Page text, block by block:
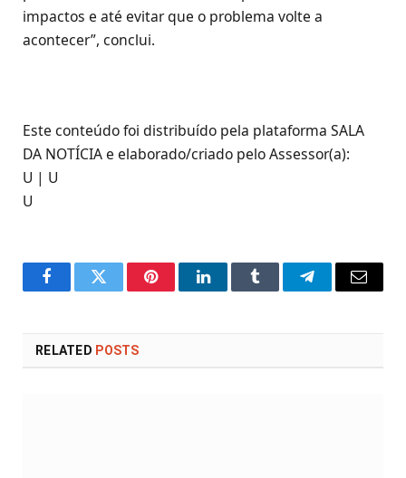
impactos e até evitar que o problema volte a
acontecer”, conclui.
Este conteúdo foi distribuído pela plataforma SALA
DA NOTÍCIA e elaborado/criado pelo Assessor(a):
U | U
U
FacebookTwitter PinterestLinkedInTumblr TelegramEmail
RELATED POSTS